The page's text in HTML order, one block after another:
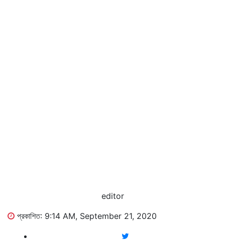
editor
প্রকাশিত: 9:14 AM, September 21, 2020